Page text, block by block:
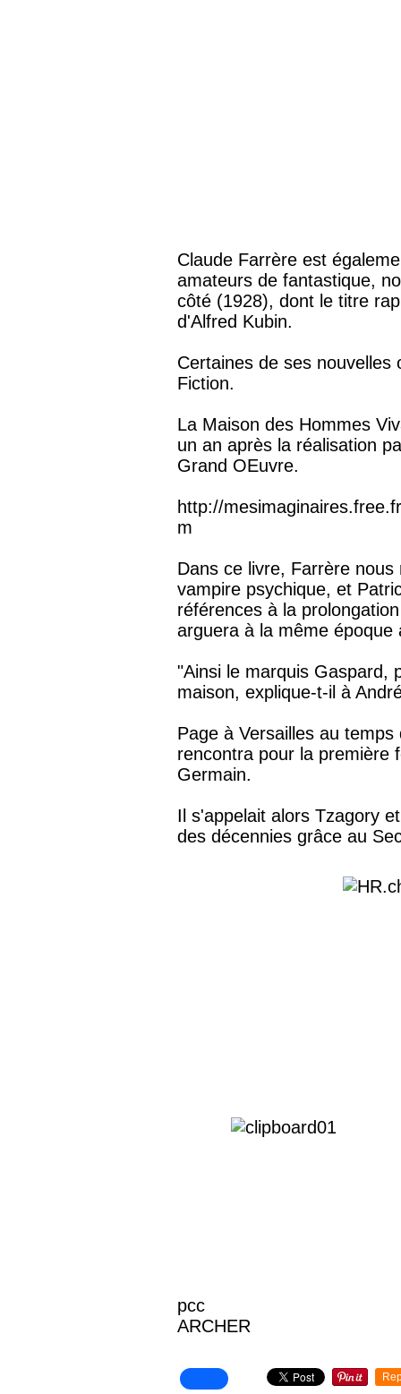
Claude Farrère est
amateurs de fantastique,
côté (1928), dont le titre
d'Alfred Kubin.
Certaines de ses
Fiction.
La Maison des Hommes
un an après la réalisation
Grand OEuvre.
http://
m
Dans ce livre, Farrère
vampire psychique, et
références à la
arguera à la même
"Ainsi le marquis Gaspard,
maison, explique-t-il à
Page à Versailles au
rencontra pour la première
Germain.
Il s'appelait alors Tzagory
des décennies grâce au
pcc
ARCHER